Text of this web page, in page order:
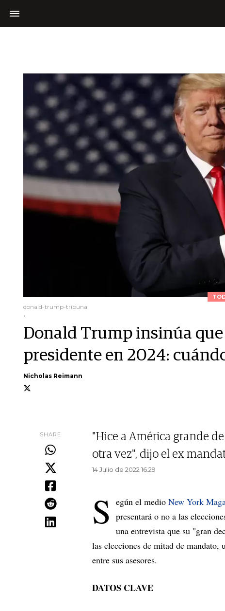
donald-trump-tribuna
.
Donald Trump insinúa
presidente en 2024:
Nicholas Reimann
SHARE
"Hice a América grande
otra vez", dijo el ex
14 Julio de 2022 16.29
S egún el medio New York
presentará o no a las
una entrevista que su "gran
las elecciones de mitad de mandato,
entre sus asesores.
DATOS CLAVE